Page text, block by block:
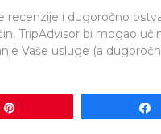
recenzije i dugoročno
TripAdvisor bi mogao
Vaše usluge (a